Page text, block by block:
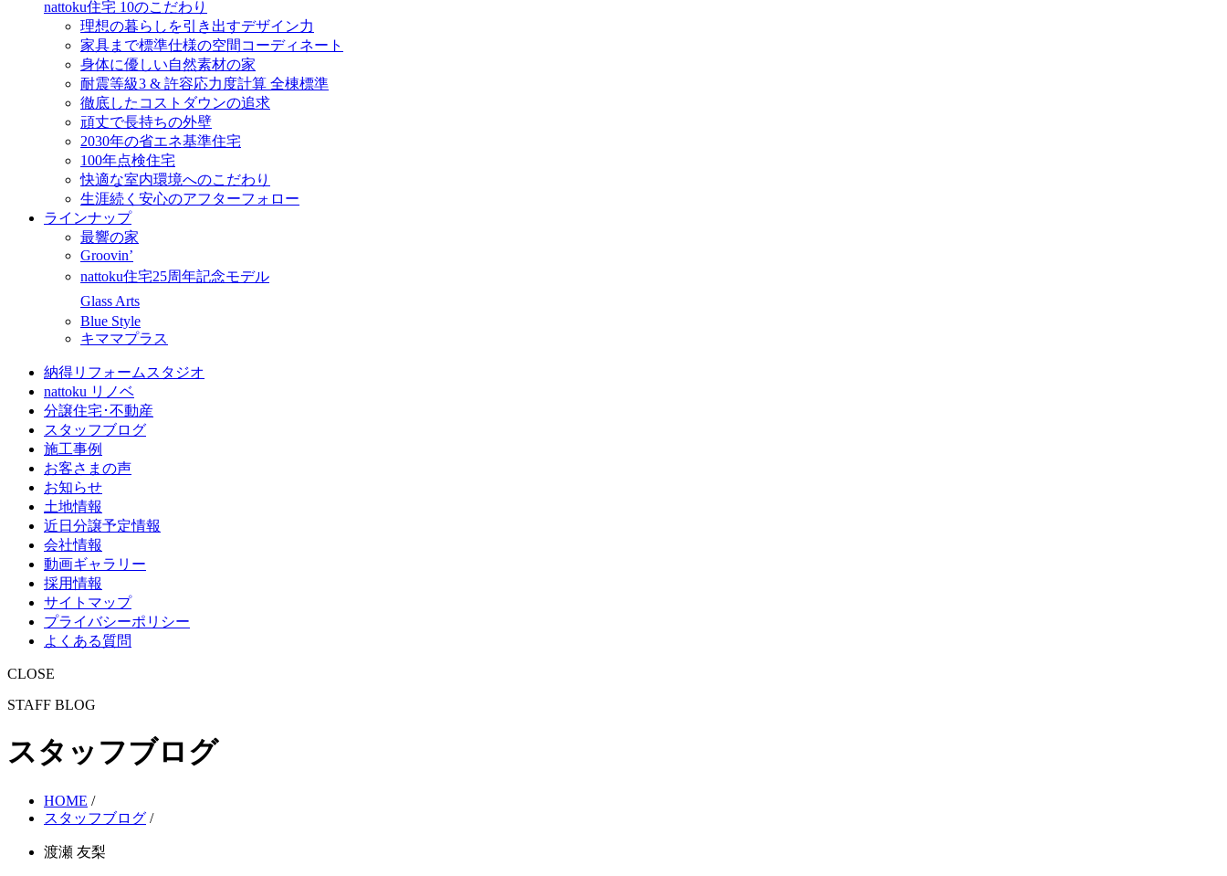
nattoku住宅 10のこだわり
理想の暮らしを引き出すデザイン力
家具まで標準仕様の空間コーディネート
身体に優しい自然素材の家
耐震等級3 & 許容応力度計算 全棟標準
徹底したコストダウンの追求
頑丈で長持ちの外壁
2030年の省エネ基準住宅
100年点検住宅
快適な室内環境へのこだわり
生涯続く安心のアフターフォロー
ラインナップ
最響の家
Groovin’
nattoku住宅25周年記念モデル
Glass Arts
Blue Style
キママプラス
納得リフォームスタジオ
nattoku リノベ
分譲住宅･不動産
スタッフブログ
施工事例
お客さまの声
お知らせ
土地情報
近日分譲予定情報
会社情報
動画ギャラリー
採用情報
サイトマップ
プライバシーポリシー
よくある質問
CLOSE
STAFF BLOG
スタッフブログ
HOME /
スタッフブログ /
渡瀬 友梨